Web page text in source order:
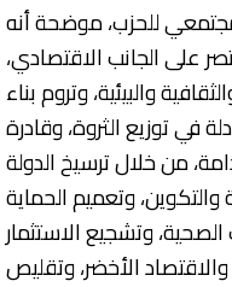
للحزب، موضحة أنه
على الجانب الاقتصادي،
والبيئية، وتروم بناء
في توزيع الثروة، وقادرة
من خلال ترسيخ الدولة
والتكوين، وتعميم الحماية
وتشجيع الاستثمار
الأخضر، وتقليص